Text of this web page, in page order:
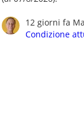
12 giorni fa
Condizione